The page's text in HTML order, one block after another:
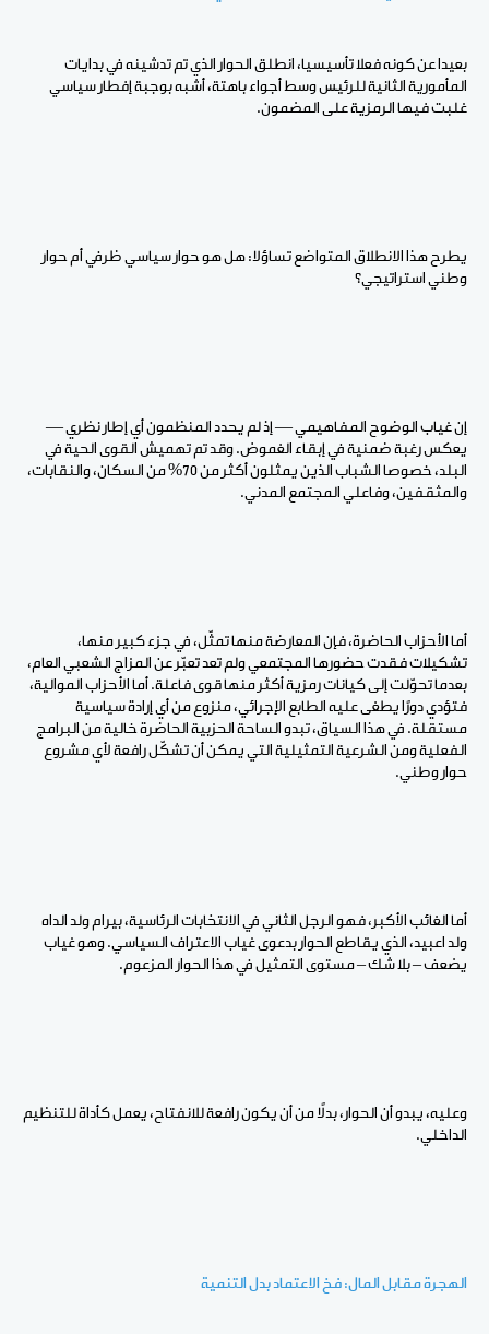
بعيدا عن كونه فعلا تأسيسيا، انطلق الحوار الذي تم تدشينه في بدايات
المأمورية الثانية للرئيس وسط أجواء باهتة، أشبه بوجبة إفطار سياسي
غلبت فيها الرمزية على المضمون.
يطرح هذا الانطلاق المتواضع تساؤلا: هل هو حوار سياسي ظرفي أم حوار
وطني استراتيجي؟
إن غياب الوضوح المفاهيمي — إذ لم يحدد المنظمون أي إطار نظري —
يعكس رغبة ضمنية في إبقاء الغموض. وقد تم تهميش القوى الحية في
البلد، خصوصا الشباب الذين يمثلون أكثر من 70% من السكان، والنقابات،
والمثقفين، وفاعلي المجتمع المدني.
أما الأحزاب الحاضرة، فإن المعارضة منها تمثّل، في جزء كبير منها،
تشكيلات فقدت حضورها المجتمعي ولم تعد تعبّر عن المزاج الشعبي العام،
بعدما تحوّلت إلى كيانات رمزية أكثر منها قوى فاعلة. أما الأحزاب الموالية،
فتؤدي دورًا يطغى عليه الطابع الإجرائي، منزوع من أي إرادة سياسية
مستقلة. في هذا السياق، تبدو الساحة الحزبية الحاضرة خالية من البرامج
الفعلية ومن الشرعية التمثيلية التي يمكن أن تشكّل رافعة لأي مشروع
حوار وطني.
أما الغائب الأكبر، فهو الرجل الثاني في الانتخابات الرئاسية، بيرام ولد الداه
ولد اعبيد، الذي يقاطع الحوار بدعوى غياب الاعتراف السياسي. وهو غياب
يضعف – بلا شك – مستوى التمثيل في هذا الحوار المزعوم.
وعليه، يبدو أن الحوار، بدلًا من أن يكون رافعة للانفتاح، يعمل كأداة للتنظيم
الداخلي.
الهجرة مقابل المال: فخ الاعتماد بدل التنمية